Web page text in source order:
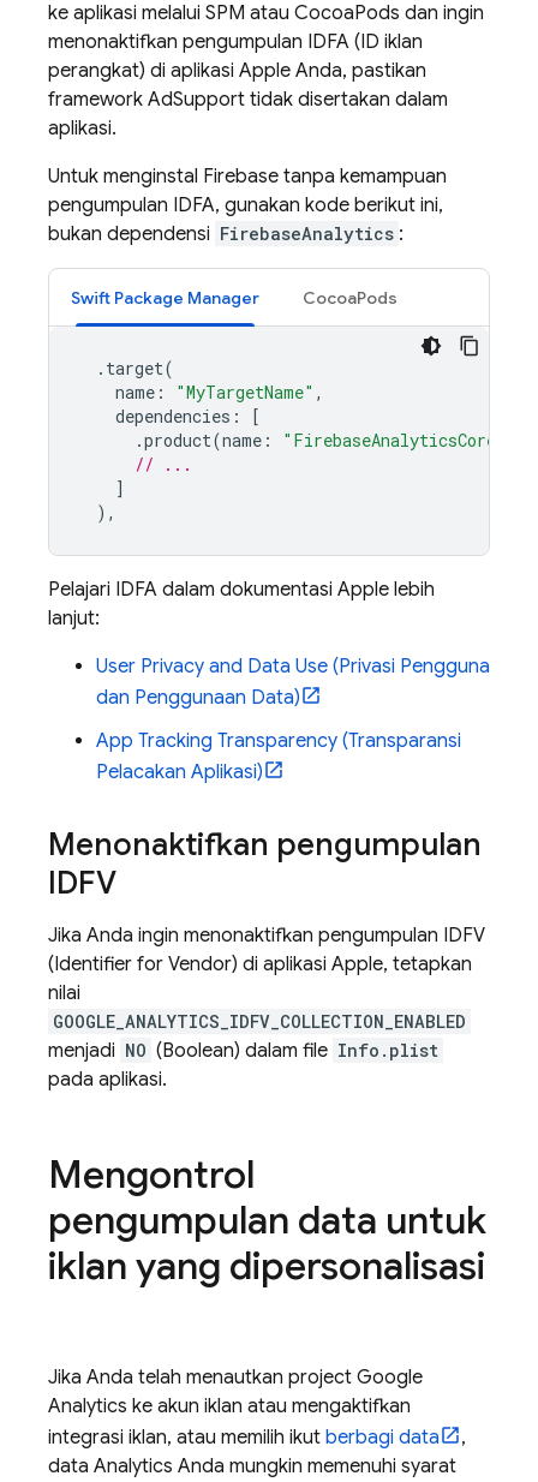
ke aplikasi melalui SPM atau CocoaPods dan ingin
menonaktifkan pengumpulan IDFA (ID iklan
perangkat) di aplikasi Apple Anda, pastikan
framework AdSupport tidak disertakan dalam
aplikasi.
Untuk menginstal Firebase tanpa kemampuan
pengumpulan IDFA, gunakan kode berikut ini,
bukan dependensi FirebaseAnalytics :
Swift Package Manager CocoaPods
. target(
name : "MyTargetName" ,
dependencies :
[
.product(name : "FirebaseAnalyticsCore"
// ...
]
),
Pelajari IDFA dalam dokumentasi Apple lebih
lanjut:
User Privacy and Data Use (Privasi Pengguna
dan Penggunaan Data)
App Tracking Transparency (Transparansi
Pelacakan Aplikasi)
Menonaktifkan pengumpulan
IDFV
Jika Anda ingin menonaktifkan pengumpulan IDFV
(Identifier for Vendor) di aplikasi Apple, tetapkan
nilai
GOOGLE_ANALYTICS_IDFV_COLLECTION_ENABLED
menjadi NO (Boolean) dalam file Info.plist
pada aplikasi.
Mengontrol
pengumpulan data untuk
iklan yang dipersonalisasi
Jika Anda telah menautkan project Google
Analytics ke akun iklan atau mengaktifkan
integrasi iklan, atau memilih ikut berbagi data
,
data Analytics Anda mungkin memenuhi syarat